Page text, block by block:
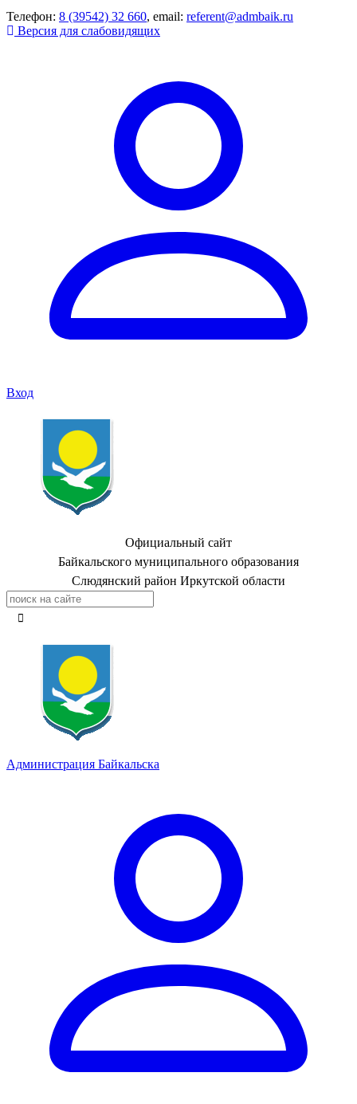
Телефон: 8 (39542) 32 660, email: referent@admbaik.ru
Версия для слабовидящих
Вход
Официальный сайт
Байкальского муниципального образования
Слюдянский район Иркутской области
Администрация Байкальска